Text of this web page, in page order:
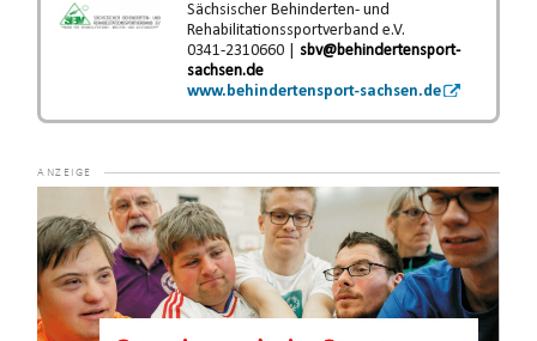
Sächsischer Behinderten- und
Rehabilitationssportverband e.V.
0341-2310660 | sbv@behindertensport-
sachsen.de
www.behindertensport-sachsen.de
Player